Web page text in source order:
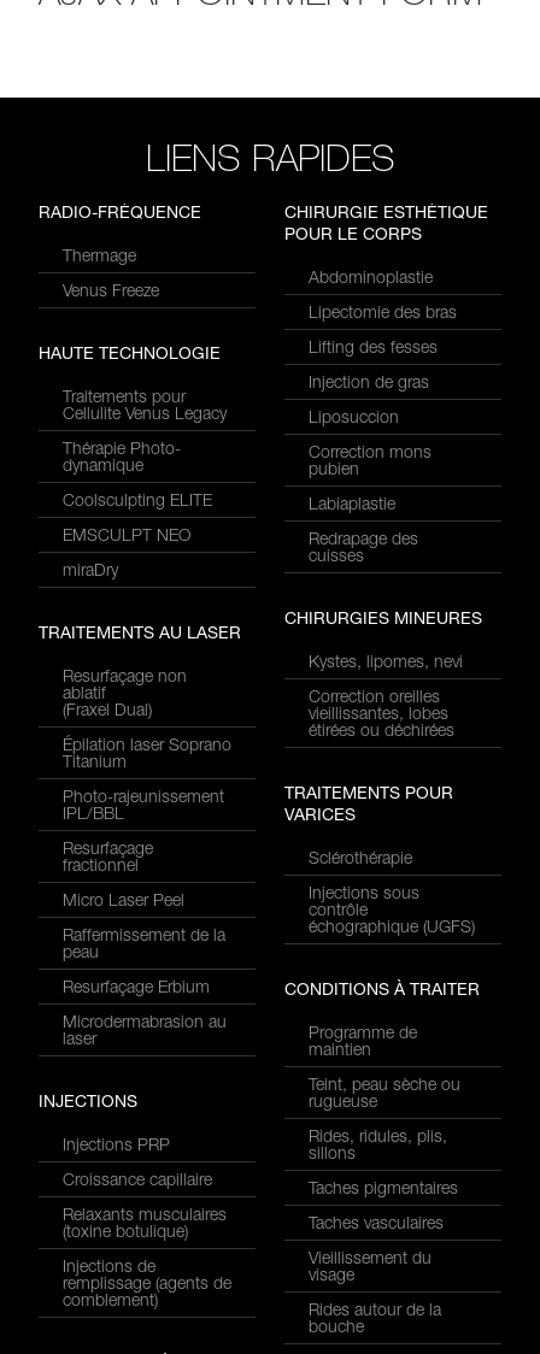
LIENS RAPIDES
RADIO-FRÉQUENCE
Thermage
Venus Freeze
HAUTE TECHNOLOGIE
Traitements pour
Cellulite Venus Legacy
Thérapie Photo-
dynamique
Coolsculpting ELITE
EMSCULPT NEO
miraDry
TRAITEMENTS AU LASER
Resurfaçage non
ablatif
(Fraxel Dual)
Épilation laser Soprano
Titanium
Photo-rajeunissement
IPL/BBL
Resurfaçage
fractionnel
Micro Laser Peel
Raffermissement de la
peau
Resurfaçage Erbium
Microdermabrasion au
laser
INJECTIONS
Injections PRP
Croissance capillaire
Relaxants musculaires
(toxine botulique)
Injections de
remplissage (agents de
comblement)
CHIRURGIE ESTHÉTIQUE
POUR LE CORPS
Abdominoplastie
Lipectomie des bras
Lifting des fesses
Injection de gras
Liposuccion
Correction mons
pubien
Labiaplastie
Redrapage des
cuisses
CHIRURGIES MINEURES
Kystes, lipomes, nevi
Correction oreilles
vieillissantes, lobes
étirées ou déchirées
TRAITEMENTS POUR
VARICES
Sclérothérapie
Injections sous
contrôle
échographique (UGFS)
CONDITIONS À TRAITER
Programme de
maintien
Teint, peau sèche ou
rugueuse
Rides, ridules, plis,
sillons
Taches pigmentaires
Taches vasculaires
Vieillissement du
visage
Rides autour de la
bouche